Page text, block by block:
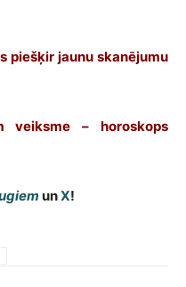
piešķir jaunu skanējumu
veiksme – horoskops
unX!